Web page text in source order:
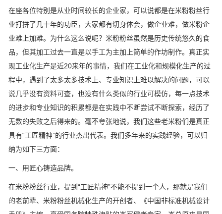
在座各位特别是从业时间较长的企业家，可以说都是在米粉粉丝行
业打拼了几十年的功臣，大家都有切身体会，做企业难，做米粉企
业难上加难。为什么这么说呢？米粉粉丝虽然是历史传统悠久的食
品，但其加工过去一直是以手工为主加上简单的作坊制作。真正实
现工业化生产是近20来年的事情，我们在工业化和规模化生产的过
程中，遇到了太多太多技术上、专业知识上难以解决的问题，可以
说几乎没有资料可查，也没有什么类似的行业可模仿，每一点技术
的进步和专业知识的积累都是在实践中不断尝试不断探索，经历了
无数的失败之后得来的。毫不夸张地说，我们这些老米粉们是真正
具有“工匠精神”的行业杰出代表。我们多年来的实践经验，可以归
纳为如下三方面：
一、用匠心铸造品牌。
在米粉粉丝行业，提到“工匠精神”不能不提到一个人，那就是我们
的老前辈、米粉粉丝机械化生产的开创者、《中国非标准机械设计